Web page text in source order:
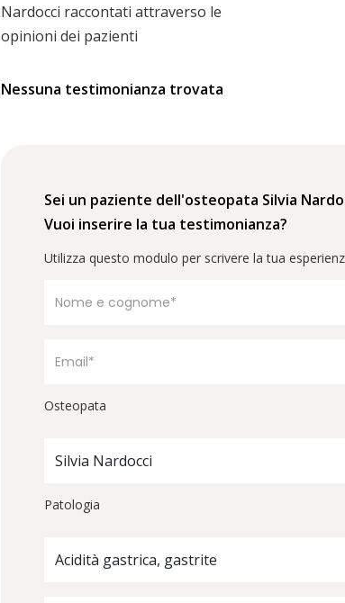
Nardocci raccontati attraverso le
opinioni dei pazienti
Nessuna testimonianza trovata
Sei un paziente dell'osteopata Silvia
Vuoi inserire la tua testimonianza?
Utilizza questo modulo per scrivere la tua
Osteopata
Silvia Nardocci
Patologia
Acidità gastrica, gastrite